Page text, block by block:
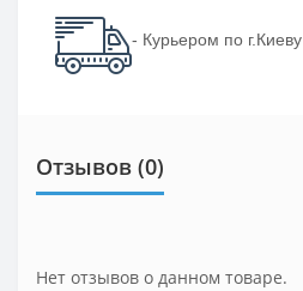
- Курьером по г.Киеву
Отзывов (0)
Нет отзывов о данном товаре.